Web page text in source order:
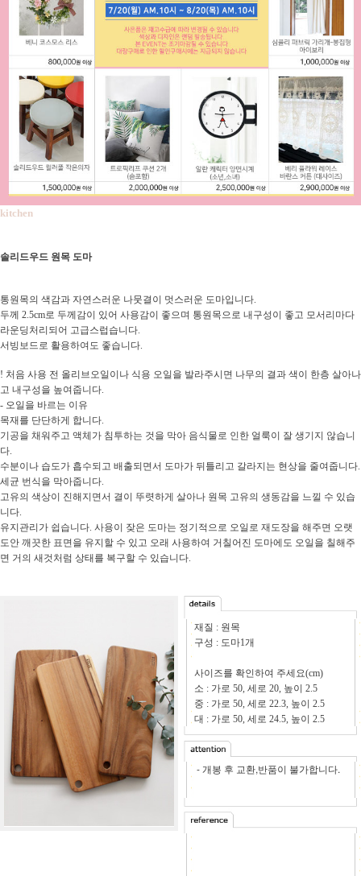
kitchen
솔리드우드 원목 도마
통원목의 색감과 자연스러운 나뭇결이 멋스러운 도마입니다.
두께 2.5cm로 두께감이 있어 사용감이 좋으며 통원목으로 내구성이 좋고 모서리마다
라운딩처리되어 고급스럽습니다.
서빙보드로 활용하여도 좋습니다.
! 처음 사용 전 올리브오일이나 식용 오일을 발라주시면 나무의 결과 색이 한층 살아나
고 내구성을 높여줍니다.
- 오일을 바르는 이유
목재를 단단하게 합니다.
기공을 채워주고 액체가 침투하는 것을 막아 음식물로 인한 얼룩이 잘 생기지 않습니
다.
수분이나 습도가 흡수되고 배출되면서 도마가 뒤틀리고 갈라지는 현상을 줄여줍니다.
세균 번식을 막아줍니다.
고유의 색상이 진해지면서 결이 뚜렷하게 살아나 원목 고유의 생동감을 느낄 수 있습
니다.
유지관리가 쉽습니다. 사용이 잦은 도마는 정기적으로 오일로 재도장을 해주면 오랫
도안 깨끗한 표면을 유지할 수 있고 오래 사용하여 거칠어진 도마에도 오일을 칠해주
면 거의 새것처럼 상태를 복구할 수 있습니다.
재질 : 원목
구성 : 도마1개
사이즈를 확인하여 주세요(cm)
소 : 가로 50, 세로 20, 높이 2.5
중 : 가로 50, 세로 22.3, 높이 2.5
대 : 가로 50, 세로 24.5, 높이 2.5
- 개봉 후 교환,반품이 불가합니다.